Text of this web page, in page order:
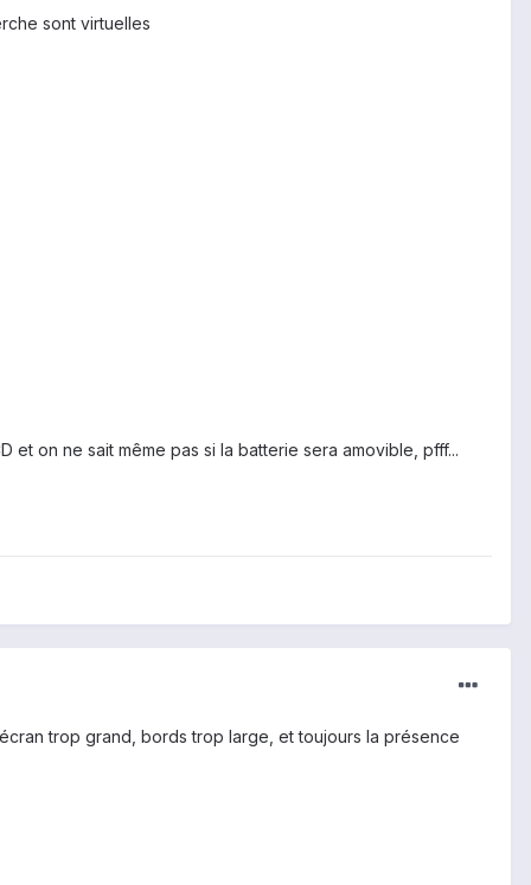
sont virtuelles
et on ne sait même pas si la batterie sera amovible, pfff...
trop grand, bords trop large, et toujours la présence